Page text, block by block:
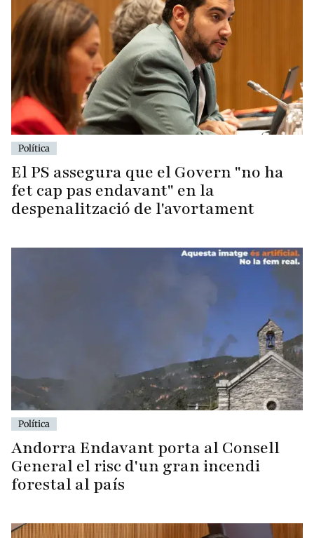
Política
El PS assegura que el Govern "no ha
fet cap pas endavant" en la
despenalització de l'avortament
Política
Andorra Endavant porta al Consell
General el risc d'un gran incendi
forestal al país